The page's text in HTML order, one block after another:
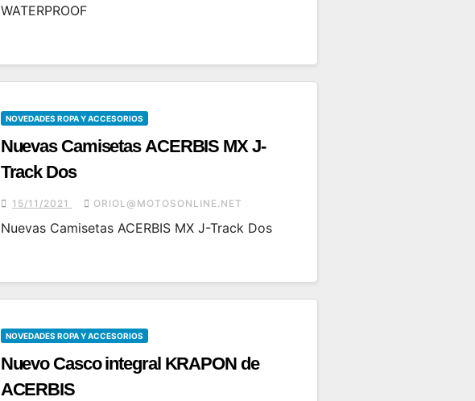
WATERPROOF
NOVEDADES ROPA Y ACCESORIOS
Nuevas Camisetas ACERBIS MX J-
Track Dos
15/11/2021 ORIOL@MOTOSONLINE.NET
Nuevas Camisetas ACERBIS MX J-Track Dos
NOVEDADES ROPA Y ACCESORIOS
Nuevo Casco integral KRAPON de
ACERBIS